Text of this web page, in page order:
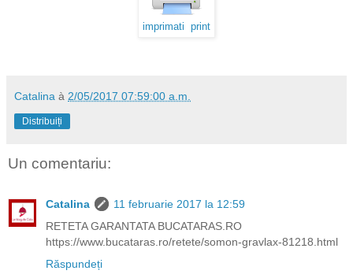
imprimati print
Catalina à 2/05/2017 07:59:00 a.m.
Distribuiți
Un comentariu:
Catalina
11 februarie 2017 la 12:59
RETETA GARANTATA BUCATARAS.RO
https://www.bucataras.ro/retete/somon-gravlax-81218.html
Răspundeți